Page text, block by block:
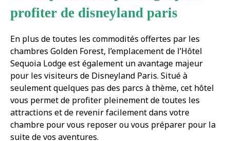
profiter de disneyland paris
En plus de toutes les commodités offertes par les
chambres Golden Forest, l’emplacement de l’Hôtel
Sequoia Lodge est également un avantage majeur
pour les visiteurs de Disneyland Paris. Situé à
seulement quelques pas des parcs à thème, cet hôtel
vous permet de profiter pleinement de toutes les
attractions et de revenir facilement dans votre
chambre pour vous reposer ou vous préparer pour la
suite de vos aventures.